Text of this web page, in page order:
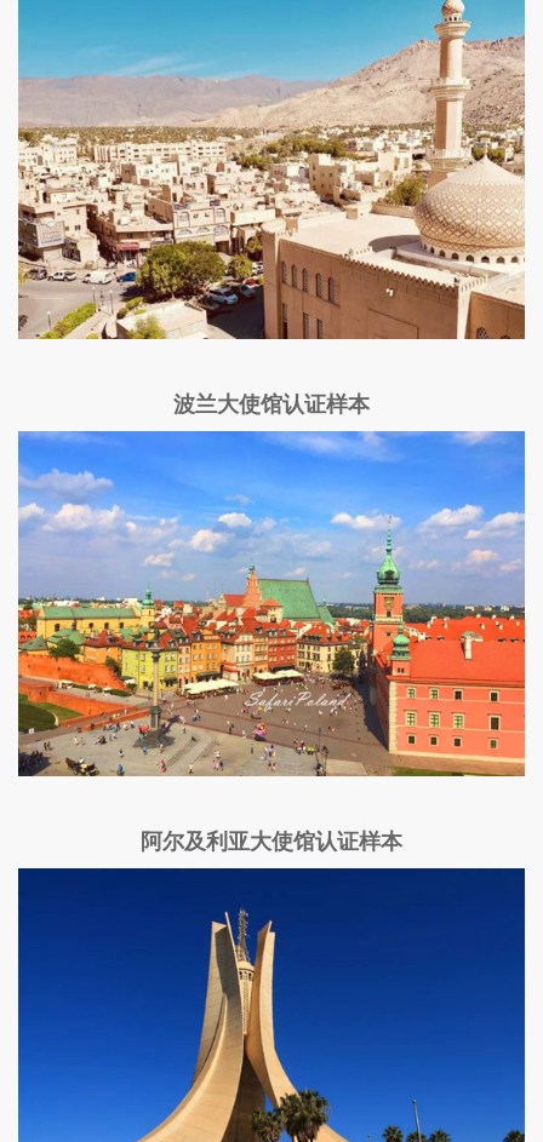
波兰大使馆认证样本
阿尔及利亚大使馆认证样本